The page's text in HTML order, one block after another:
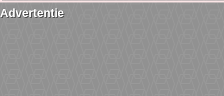
Advertentie